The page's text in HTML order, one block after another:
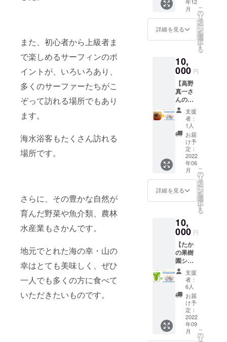
また、初心者から上級者ま
で楽しめるサーフィンのポ
イントが、いろいろあり、
多くのサーファーたちがこ
ぞって訪れる場所でもあり
ます。
海水浴客もたくさん訪れる
場所です。
さらに、その豊かな自然が
育んだ野菜や魚介類、農林
水産業もさかんです。
地元でとれた海の幸・山の
幸はとても美味しく、ぜひ
一人でも多くの方に食べて
いただきたいものです。
また
は夫婦
ごはん
茶碗1組
10,000
円・・
・夫婦
湯飲み
茶碗1組
＋夫婦
ごはん
茶碗1組
また
は夫婦
ごはん
茶碗1組
＋お皿2
枚セッ
ト
また
はお皿5
枚セッ
ト な
ど、
5,000円
は1名~2
名用、
10,000
円は3~5
人家族
用のイ
メージ
です。
送いた
しま
す。 ・
お米
→12月
送を開
始いた
しま
す。 な
お、万
が一
2021年
産お米
の在庫
が終了
した場
合は、
2022年
新米を
お届け
いたし
ますの
で、お
待ちい
むねご
連絡い
たしま
す。
https://
www.ho
tpepper
.jp/strJ
001053
お料理
は旬の
ものを
中心に
お届け
いたし
ますの
で内容
は変動
いたし
ます。
※ファミ
リー・
ペア・
グルー
プで体
験の場
合、人
数分の
（権
利）が
必要に
なりま
す。 ※
送料・
消費税
込み ※
配送期
間： ・
写真
集 ″忘
れられ
た被災
量：3~4
人前 ※
特上リ
ブロー
キ、上
カル
ビ、上
ロー
ス、し
もコロ
ステー
キ、そ
の日の
おすす
め部位
などの
盛り合
わせ。
※新鮮な
蔵、
クール
届けい
たしま
す。 ※
料金は
送料・
消費税
込みと
なって
おりま
す。 ※
配送期
間： ・
写真
集 ″忘
れられ
た被災
ら中止
となり
が、来
年こそ
を見ら
れるこ
とを
祈って
企画し
まし
た。
https://
www.cit
y.asahi.
lg.jp/so
shiki/14
/2321.ht
席は、
Wai
Ramen
8（ワイ
ラーメ
ン エイ
ト ）の
２Fテラ
ス席を
ご用意
いたし
ます。
当店
は、海
岸沿い
に位置
してい
て、２F
プロロ
ング
ボー
ダー加
しぃ）
が教え
フィン
スクー
ル。 体
験コー
ス約2時
間で
す。 レ
ンタル
ボード&
レンタ
ルウ
エット
込み
ですの
大歓迎
です。
ぜひ、
飯岡の
波を体
験して
みてく
ださ
い。
http://a
ffect-
surf.co
日体験
コース
庵登り
窯（い
ほりの
ぼりが
きま
す。 加
瀬達郎
さん
は、旭
市立の
小学校
で教職
として
11年間
勤めた
後、栃
木県益
子にて
陶芸研
究を重
ね、各
地で個
展を開
中の方
です。
加瀬達
郎さん
の弟子
による
直接指
導で、
陶芸体
験・作
品制作
を行
『旭』
集 "忘れ
られた
被災地”
『旭』1
屋さん
蔵出し
食器詰
め合わ
せの
コース
です。
千葉県
旭市で
120年続
く瀬戸
物屋、
カネハ
チ糀屋
商店の
蔵出し
食器詰
す。 昭
和のレ
トロで
懐かし
いもの
から、
今話題
のもの
まで取
り揃え
ていま
す。 蔵
出しの
その名
の通り
月
詳細を見る
こ
の
リ
タ
ー
ン
を
選
択
す
る
10,
000 円
【高野
真一さ
んの貴
味（タ
カミ）
メロン
＆写真
集 ″忘
れられ
た被災
『旭』
】 写真
集 "忘れ
られた
被災地”
冊＋旭
ブラン
ドタカ
ミメロ
ンのお
届け
コース
です。
九十九
里の最
東端、
ここ飯
岡大地
でたっ
ぷりと
支援
者：
1人
お届
け予
定：
2022
年06
月
詳細を見る
こ
の
リ
タ
ー
ン
を
選
択
す
る
10,
000 円
【たか
の果樹
園シャ
インマ
スカッ
ト＆写
真集 ″
忘れら
れた被
災地”
『旭』
支援
者：
6人
お届
け予
定：
2022
年09
月
こ
の
リ